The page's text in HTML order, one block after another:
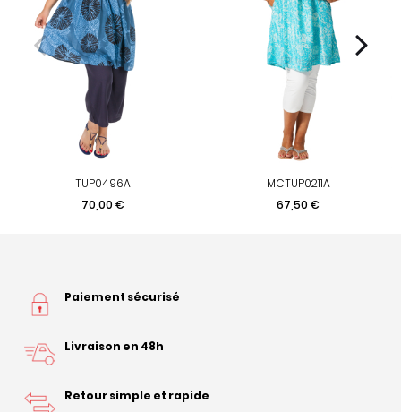
TUP0496A
Prix
70,00 €
MCTUP0211A
Prix
67,50 €
Paiement sécurisé
Livraison en 48h
Retour simple et rapide